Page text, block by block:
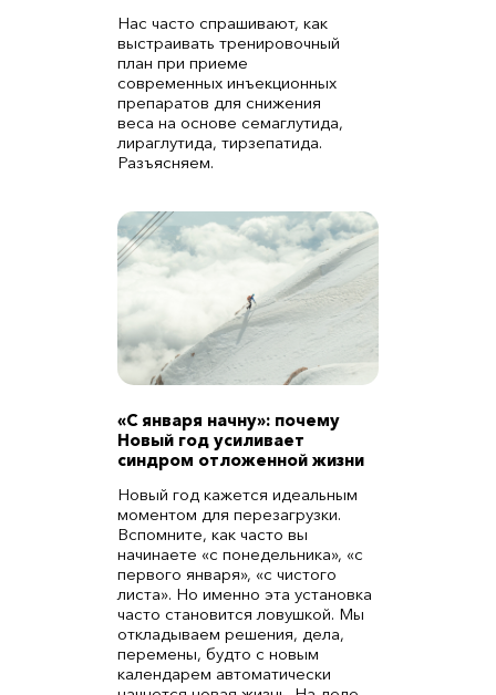
Нас часто спрашивают, как
выстраивать тренировочный
план при приеме
современных инъекционных
препаратов для снижения
веса на основе семаглутида,
лираглутида, тирзепатида.
Разъясняем.
«С января начну»: почему
Новый год усиливает
синдром отложенной жизни
Новый год кажется идеальным
моментом для перезагрузки.
Вспомните, как часто вы
начинаете «с понедельника», «с
первого января», «с чистого
листа». Но именно эта установка
часто становится ловушкой. Мы
откладываем решения, дела,
перемены, будто с новым
календарем автоматически